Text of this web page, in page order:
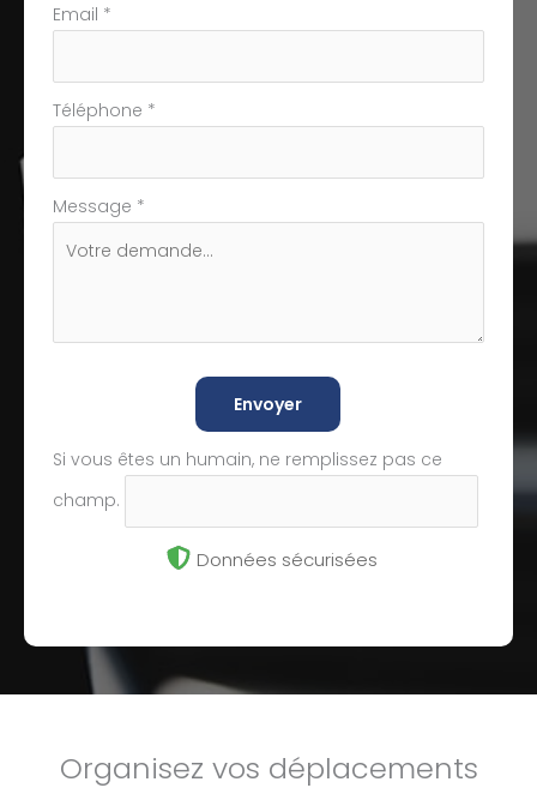
Email *
Téléphone *
Message *
Envoyer
Si vous êtes un humain, ne remplissez pas ce
champ.
Données sécurisées
Organisez vos déplacements